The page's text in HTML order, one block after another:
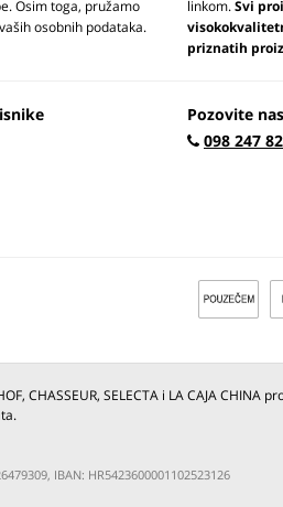
Osim toga, pružamo
osobnih podataka.
linkom.Svi
priznatih
Pozovite nas
098 247
CHASSEUR, SELECTA i LA CAJA CHINA
IBAN: HR5423600001102523126